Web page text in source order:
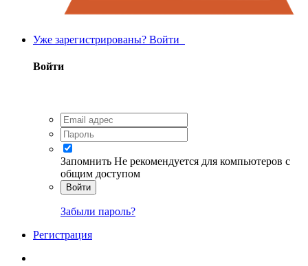
Уже зарегистрированы? Войти
Войти
Запомнить Не рекомендуется для компьютеров с
общим доступом
Войти
Забыли пароль?
Регистрация